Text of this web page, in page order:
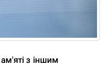
з іншим